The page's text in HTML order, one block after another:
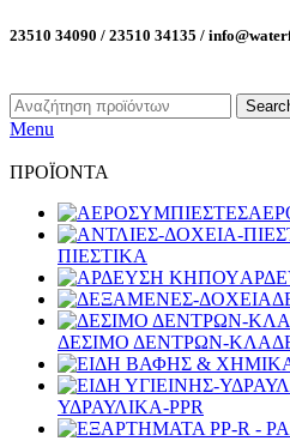
23510 34090 / 23510 34135 /
Menu
ΠΡΟΪΟΝΤΑ
ΠΙΕΣΤΙΚΑ
ΔΕΣΙΜΟ ΔΕΝΤΡΩΝ-
ΥΔΡΑΥΛΙΚΑ-PPR